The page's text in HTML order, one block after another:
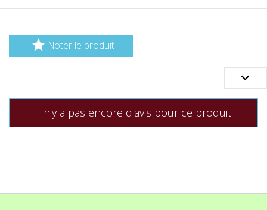
 Noter le produit

Il n'y a pas encore d'avis pour ce produit.